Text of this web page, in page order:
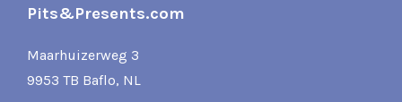
Pits&Presents.com
Maarhuizerweg 3
9953 TB Baflo, NL